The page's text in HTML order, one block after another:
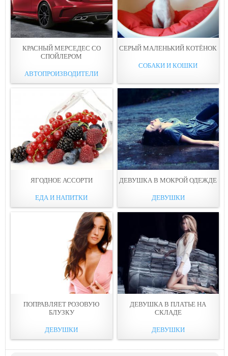
КРАСНЫЙ МЕРСЕДЕС СО
СПОЙЛЕРОМ
АВТОПРОИЗВОДИТЕЛИ
СЕРЫЙ МАЛЕНЬКИЙ КОТЁНОК
СОБАКИ И КОШКИ
ЯГОДНОЕ АССОРТИ
ЕДА И НАПИТКИ
ДЕВУШКА В МОКРОЙ ОДЕЖДЕ
ДЕВУШКИ
ПОПРАВЛЯЕТ РОЗОВУЮ
БЛУЗКУ
ДЕВУШКИ
ДЕВУШКА В ПЛАТЬЕ НА
СКЛАДЕ
ДЕВУШКИ